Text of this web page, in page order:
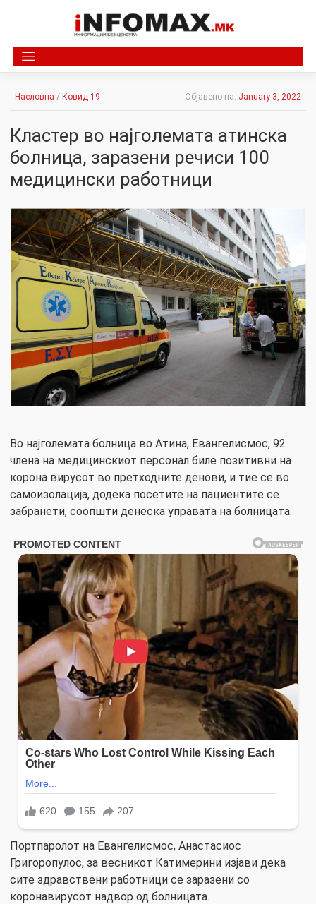
Насловна / Ковид-19 Објавено на: January 3, 2022
Кластер во најголемата атинска
болница, зapaзени речиси 100
медицински работници
Во најголемата болница во Атина, Евангелисмос, 92
члена на медицинскиот персонал биле позитивни на
корона вирусот во претходните денови, и тие се во
самоизолација, додека посетите на пациентите се
забранети, соопшти денеска управата на болницата.
Портпаролот на Евангелисмос, Анастасиос
Григоропулос, за весникот Катимерини изјави дека
сите здравствени работници се заразени со
коронавирусот надвор од болницата.